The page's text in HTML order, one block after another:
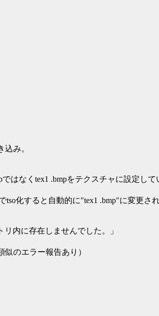
み。
はなくtex1 .bmpをテクスチャに設定して
化すると自動的に"tex1 .bmp"に変更され
リ内に存在しませんでした。」
似のエラー報告あり）